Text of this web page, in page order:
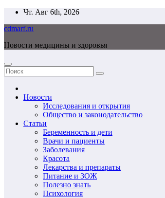
Перейти
содержимому
Чт. Авг 6th, 2026
cdmarf.ru
Новости медицины и здоровья
Новости
Исследования и открытия
Общество и законодательство
Статьи
Беременность и дети
Врачи и пациенты
Заболевания
Красота
Лекарства и препараты
Питание и ЗОЖ
Полезно знать
Психология